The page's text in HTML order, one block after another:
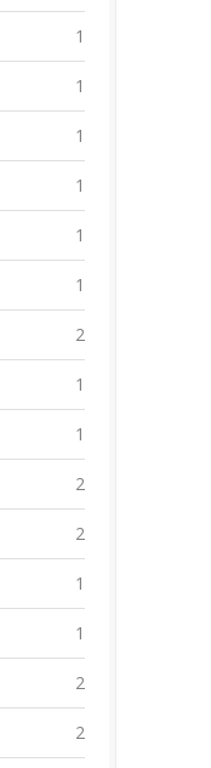
1
1
1
1
1
1
2
1
1
2
2
1
1
2
2